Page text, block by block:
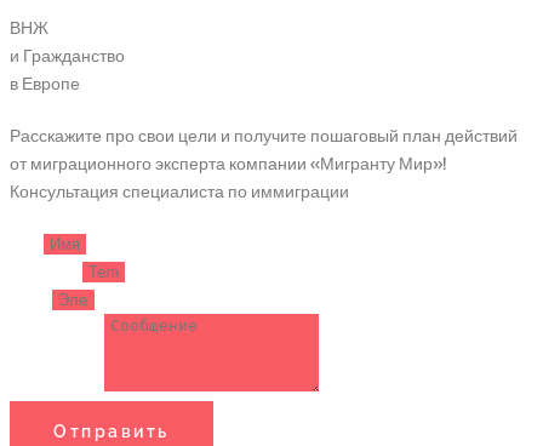
ВНЖ
и Гражданство
в Европе
Расскажите про свои цели и получите пошаговый план действий
от миграционного эксперта компании «Мигранту Мир»!
Консультация специалиста по иммиграции
Отправить